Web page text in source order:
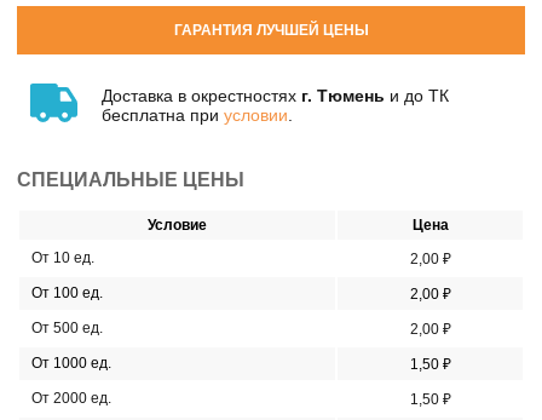
ГАРАНТИЯ ЛУЧШЕЙ ЦЕНЫ
Доставка в окрестностях г. Тюмень и до ТК
бесплатна при условии
СПЕЦИАЛЬНЫЕ ЦЕНЫ
Условие
Цена
От 10 ед.
2,00 ₽
От 100 ед.
2,00 ₽
От 500 ед.
2,00 ₽
От 1000 ед.
1,50 ₽
От 2000 ед.
1,50 ₽